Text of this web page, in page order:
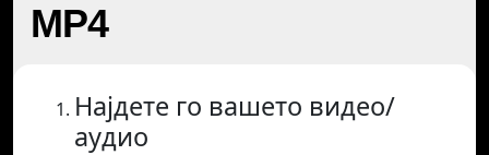
MP4
Најдете го вашето видео/
аудио